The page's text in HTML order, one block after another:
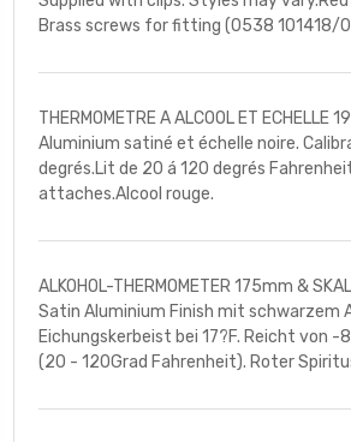
Brass screws for fitting (0538 101418/
THERMOMETRE A ALCOOL ET ECHELLE
Aluminium satiné et échelle noire.
degrés.Lit de 20 á 120 degrés
attaches.Alcool rouge.
ALKOHOL-THERMOMETER 175mm &
Satin Aluminium Finish mit schwarzem
Eichungskerbeist bei 17?F. Reicht von -
(20 - 120Grad Fahrenheit). Roter